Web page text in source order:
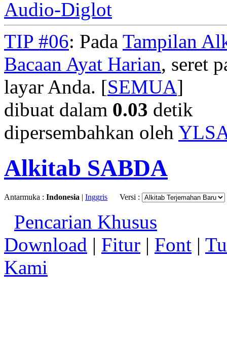
Audio-Diglot
TIP #06: Pada Tampilan
Bacaan Ayat Harian, seret
layar Anda. [SEMUA]
dibuat dalam 0.03 detik
dipersembahkan oleh
Alkitab SABDA
Antarmuka : Indonesia | Inggris Versi :
Pencarian Khusus
Download | Fitur | Font |
Kami